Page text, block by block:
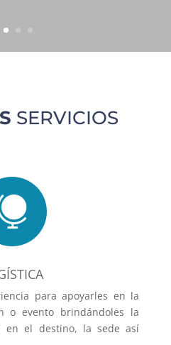
SERVICIOS
para apoyarles en la
o evento brindándoles la
en el destino, la sede así